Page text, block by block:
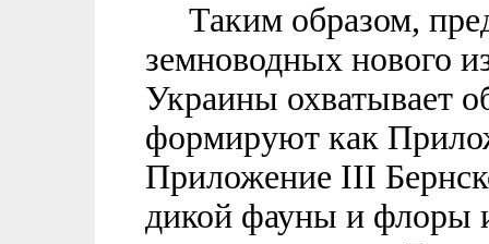
Таким образом,
земноводных нового
Украины охватывает
формируют как
Приложение III
дикой фауны и флоры